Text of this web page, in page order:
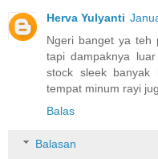
Herva Yulyanti
Ngeri banget ya teh
tapi dampaknya
stock sleek banyak
tempat minum rayi
Balas
Balasan